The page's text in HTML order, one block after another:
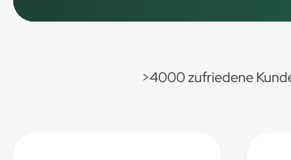
>4000 zufriedene